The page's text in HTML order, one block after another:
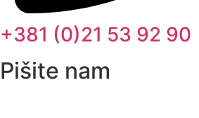
+381 (0)21 53 92 90
Pišite nam